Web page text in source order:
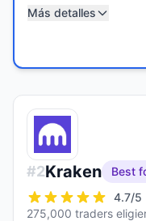
Más detalles
#2Kraken
Best
4.7/5
275,000 traders